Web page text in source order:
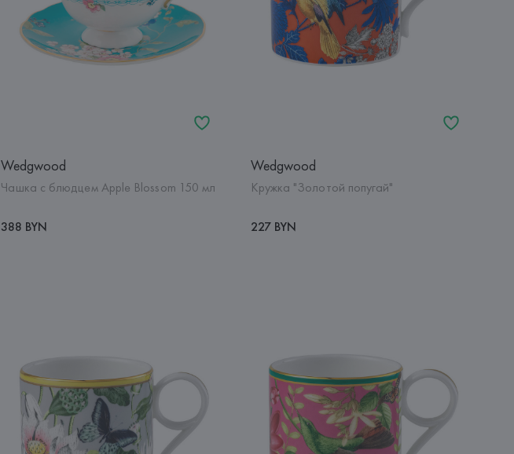
Wedgwood
Чашка с блюдцем Apple Blossom 150 мл
388 BYN
Wedgwood
Кружка "Золотой попугай"
227 BYN